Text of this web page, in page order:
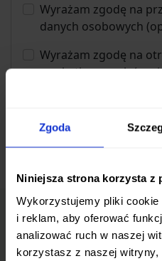
Zgoda
Niniejsza strona korzysta z
Wykorzystujemy pliki
i reklam, aby oferować
analizować ruch w naszej
korzystasz z naszej witryny,
Wyrażam zgodę na
danych osobowych
Wyrażam zgodę na
marketingowych
Masz już
Zapisz się
Bądź na bieżąco z